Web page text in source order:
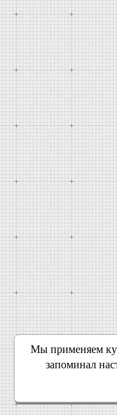
Мы применяем
запоминал